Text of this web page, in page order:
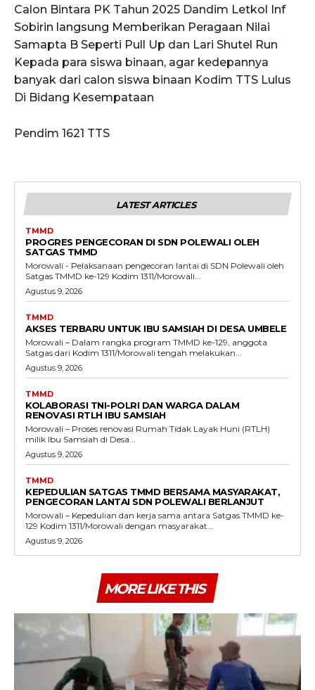
Calon Bintara PK Tahun 2025 Dandim Letkol Inf
Sobirin langsung Memberikan Peragaan Nilai
Samapta B Seperti Pull Up dan Lari Shutel Run
Kepada para siswa binaan, agar kedepannya
banyak dari calon siswa binaan Kodim TTS Lulus
Di Bidang Kesempataan
Pendim 1621 TTS
LATEST ARTICLES
TMMD
PROGRES PENGECORAN DI SDN POLEWALI OLEH
SATGAS TMMD
Morowali - Pelaksanaan pengecoran lantai di SDN Polewali oleh
Satgas TMMD ke-129 Kodim 1311/Morowali...
Agustus 9, 2026
TMMD
AKSES TERBARU UNTUK IBU SAMSIAH DI DESA UMBELE
Morowali – Dalam rangka program TMMD ke-129, anggota
Satgas dari Kodim 1311/Morowali tengah melakukan...
Agustus 9, 2026
TMMD
KOLABORASI TNI-POLRI DAN WARGA DALAM
RENOVASI RTLH IBU SAMSIAH
Morowali – Proses renovasi Rumah Tidak Layak Huni (RTLH)
milik Ibu Samsiah di Desa...
Agustus 9, 2026
TMMD
KEPEDULIAN SATGAS TMMD BERSAMA MASYARAKAT,
PENGECORAN LANTAI SDN POLEWALI BERLANJUT
Morowali – Kepedulian dan kerja sama antara Satgas TMMD ke-
129 Kodim 1311/Morowali dengan masyarakat...
Agustus 9, 2026
MORE LIKE THIS